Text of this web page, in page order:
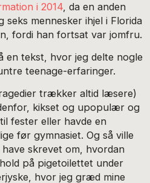
i 2014, da en anden
seks mennesker ihjel i Florida
fordi han fortsat var jomfru.
en tekst, hvor jeg delte nogle
teenage-erfaringer.
trækker altid læsere)
kikset og upopulær og
fester eller havde en
før gymnasiet. Og så ville
skrevet om, hvordan
på pigetoilettet under
hvor jeg græd mine